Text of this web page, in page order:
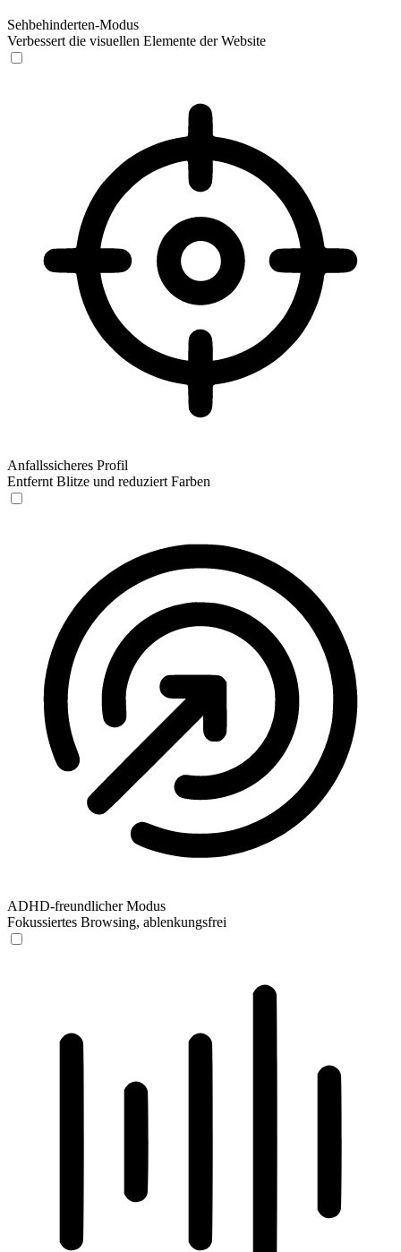
Sehbehinderten-Modus
Verbessert die visuellen Elemente der Website
Anfallssicheres Profil
Entfernt Blitze und reduziert Farben
ADHD-freundlicher Modus
Fokussiertes Browsing, ablenkungsfrei